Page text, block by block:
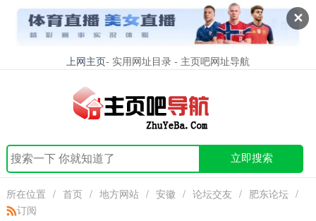
✕
上网主页- 实用网址目录 - 主页吧网址导航
立即搜索
所在位置 / 首页 / 地方网站 / 安徽 / 论坛交友 / 肥东论坛 /
订阅